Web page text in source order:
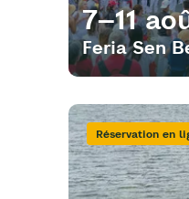
7–11
Feria Sen
Réservation en